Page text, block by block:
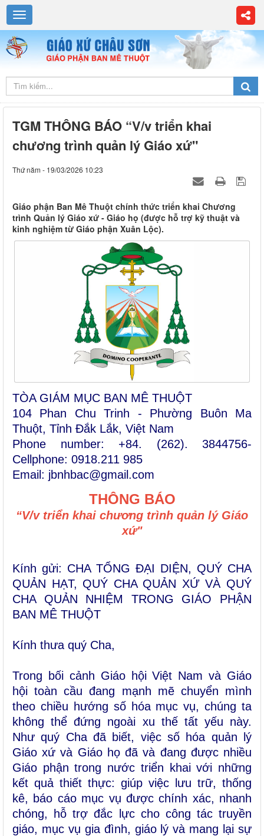
TGM THÔNG BÁO “V/v triển khai
chương trình quản lý Giáo xứ"
Thứ năm - 19/03/2026 10:23
Giáo phận Ban Mê Thuột chính thức triển khai Chương
trình Quản lý Giáo xứ - Giáo họ (được hỗ trợ kỹ thuật và
kinh nghiệm từ Giáo phận Xuân Lộc).
TÒA GIÁM MỤC BAN MÊ THUỘT
104 Phan Chu Trinh - Phường Buôn Ma
Thuột, Tỉnh Đắk Lắk, Việt Nam
Phone number: +84. (262). 3844756-
Cellphone: 0918.211 985
Email: jbnhbac@gmail.com
THÔNG BÁO
“V/v triển khai chương trình quản lý Giáo
xứ"
Kính gửi: CHA TỔNG ĐẠI DIỆN, QUÝ CHA
QUẢN HẠT, QUÝ CHA QUẢN XỨ VÀ QUÝ
CHA QUẢN NHIỆM TRONG GIÁO PHẬN
BAN MÊ THUỘT
Kính thưa quý Cha,
Trong bối cảnh Giáo hội Việt Nam và Giáo
hội toàn cầu đang mạnh mẽ chuyển mình
theo chiều hướng số hóa mục vụ, chúng ta
không thể đứng ngoài xu thế tất yếu này.
Như quý Cha đã biết, việc số hóa quản lý
Giáo xứ và Giáo họ đã và đang được nhiều
Giáo phận trong nước triển khai với những
kết quả thiết thực: giúp việc lưu trữ, thống
kê, báo cáo mục vụ được chính xác, nhanh
chóng, hỗ trợ đắc lực cho công tác truyền
giáo, mục vụ gia đình, giáo lý và mang lại sự